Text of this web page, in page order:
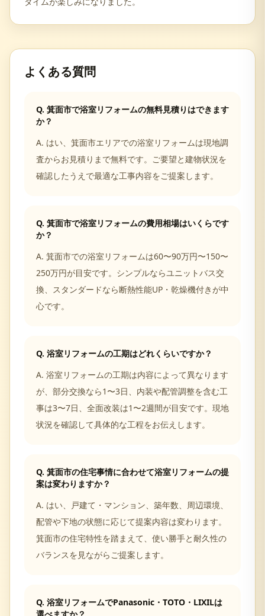
よくある質問
Q. 箕面市で浴室リフォームの無料見積りはできます
か？
A. はい、箕面市エリアでの浴室リフォームは現地調
査からお見積りまで無料です。ご要望と建物状況を
確認したうえで最適な工事内容をご提案します。
Q. 箕面市で浴室リフォームの費用相場はいくらです
か？
A. 箕面市での浴室リフォームは60〜90万円〜150〜
250万円が目安です。シンプルならユニットバス交
換、スタンダードなら断熱性能UP・乾燥機付きが中
心です。
Q. 浴室リフォームの工期はどれくらいですか？
A. 浴室リフォームの工期は内容によって異なります
が、部分交換なら1〜3日、内装や配管調整を含む工
事は3〜7日、全面改装は1〜2週間が目安です。現地
状況を確認して具体的な工程をお伝えします。
Q. 箕面市の住宅事情に合わせて浴室リフォームの提
案は変わりますか？
A. はい、戸建て・マンション、築年数、周辺環境、
配管や下地の状態に応じて提案内容は変わります。
箕面市の住宅特性を踏まえて、使い勝手と耐久性の
バランスを見ながらご提案します。
Q. 浴室リフォームでPanasonic・TOTO・LIXILは